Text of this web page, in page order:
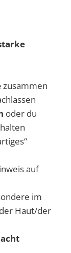
zusammen
oder du
auf
im
Haut/der